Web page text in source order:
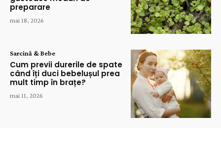
preparare
mai 18, 2026
Sarcină & Bebe
Cum previi durerile de spate
când îți duci bebelușul prea
mult timp în brațe?
mai 11, 2026